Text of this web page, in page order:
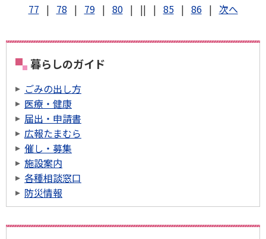
77 | 78 | 79 | 80 | || | 85 | 86 | 次へ
暮らしのガイド
ごみの出し方
医療・健康
届出・申請書
広報たまむら
催し・募集
施設案内
各種相談窓口
防災情報